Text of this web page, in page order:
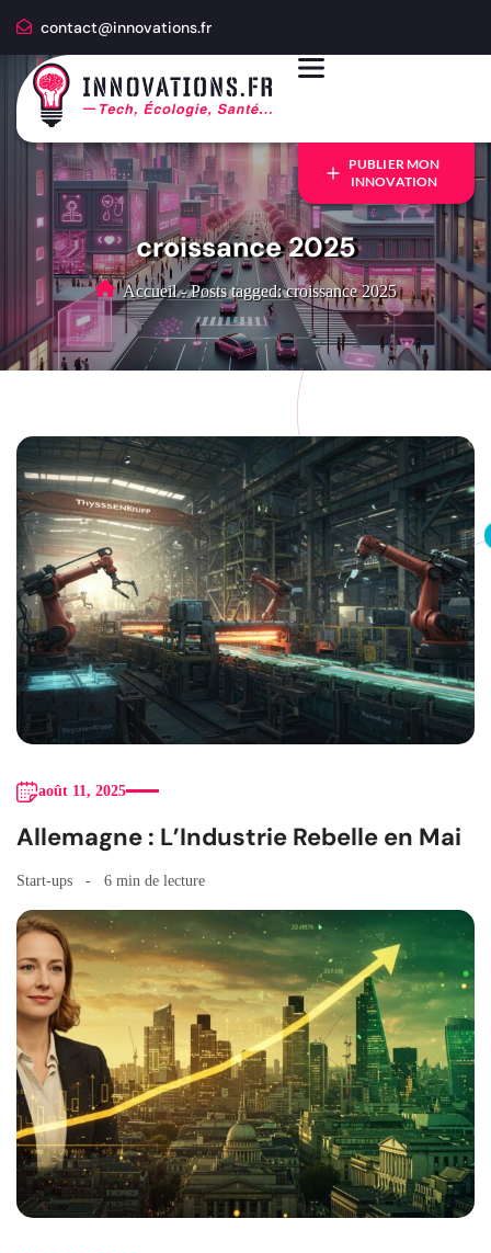
contact@innovations.fr
PUBLIER MON
INNOVATION
croissance 2025
Accueil - Posts tagged: croissance 2025
août 11, 2025
Allemagne : L’Industrie Rebelle en Mai
Start-ups 6 min de lecture